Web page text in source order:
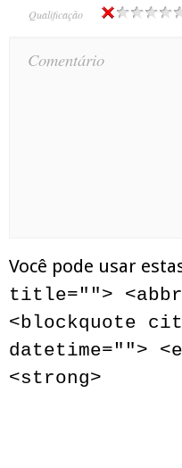
Qualificação
Você pode usar
title="">
<blockquote
datetime="">
<strong>